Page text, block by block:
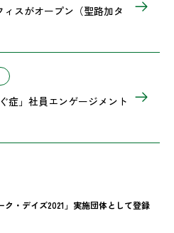
スがオープン（聖路加タ
症」社員エンゲージメント
ク・デイズ2021」実施団体として登録